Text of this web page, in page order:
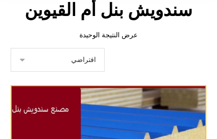
سندويش بنل أم القيوين
عرض النتيجة الوحيدة